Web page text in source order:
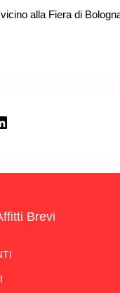
alla Fiera di
Brevi